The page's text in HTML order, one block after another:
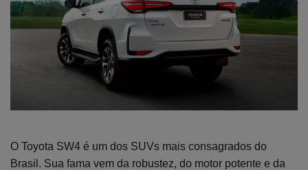
O Toyota SW4 é um dos SUVs mais consagrados do
Brasil. Sua fama vem da robustez, do motor potente e da